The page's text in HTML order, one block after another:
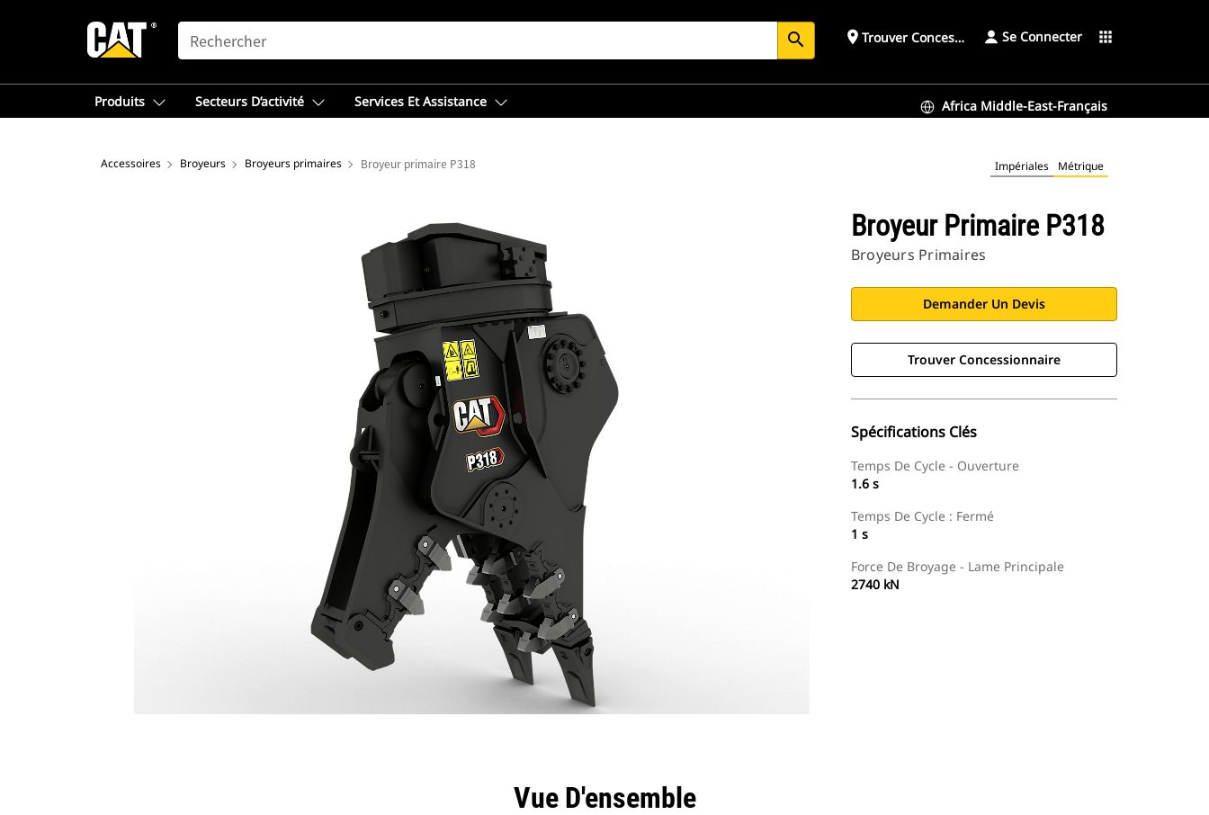
SEARCH search place Trouver ConcessionnaireSe Connecter apps
Produits Secteurs D’activité Services Et Assistance Africa Middle-East-Français
Accessoires Broyeurs Broyeurs primaires Broyeur primaire P318 Impériales Métrique
Broyeur Primaire P318
Broyeurs Primaires
Demander Un Devis
Trouver Concessionnaire
Spécifications Clés
Temps De Cycle - Ouverture
1.6 s
Temps De Cycle : Fermé
1 s
Force De Broyage - Lame Principale
2740 kN
Vue D'ensemble